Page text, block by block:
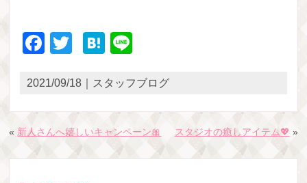
Facebook
TwitterHatena
2021/09/18｜スタッフブログ
« 新人さんへ嬉しいキャンペーン🎀 スタジオの癒しアイテム💖 »